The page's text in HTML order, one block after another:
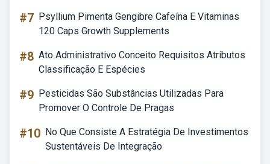
#7 Psyllium Pimenta Gengibre Cafeína E Vitaminas
120 Caps Growth Supplements
#8 Ato Administrativo Conceito Requisitos Atributos
Classificação E Espécies
#9 Pesticidas São Substâncias Utilizadas Para
Promover O Controle De Pragas
#10 No Que Consiste A Estratégia De Investimentos
Sustentáveis De Integração